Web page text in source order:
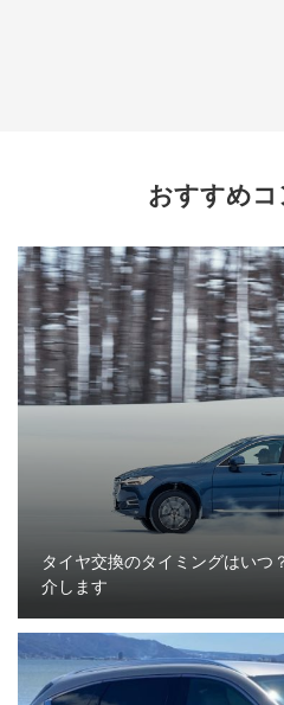
おすすめ
タイヤ交換のタイミングはいつ
介します